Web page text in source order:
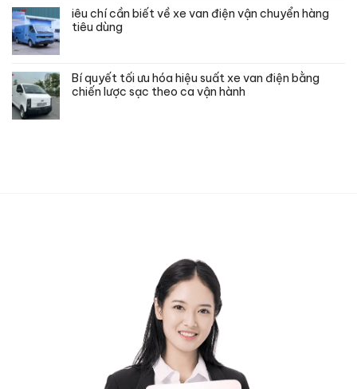
iêu chí cần biết về xe van điện vận chuyển hàng
tiêu dùng
Bí quyết tối ưu hóa hiệu suất xe van điện bằng
chiến lược sạc theo ca vận hành